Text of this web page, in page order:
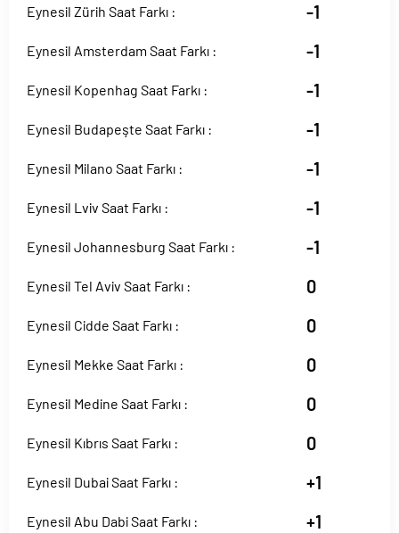
Eynesil Zürih Saat Farkı : -1
Eynesil Amsterdam Saat Farkı : -1
Eynesil Kopenhag Saat Farkı : -1
Eynesil Budapeşte Saat Farkı : -1
Eynesil Milano Saat Farkı : -1
Eynesil Lviv Saat Farkı : -1
Eynesil Johannesburg Saat Farkı : -1
Eynesil Tel Aviv Saat Farkı : 0
Eynesil Cidde Saat Farkı : 0
Eynesil Mekke Saat Farkı : 0
Eynesil Medine Saat Farkı : 0
Eynesil Kıbrıs Saat Farkı : 0
Eynesil Dubai Saat Farkı : +1
Eynesil Abu Dabi Saat Farkı : +1